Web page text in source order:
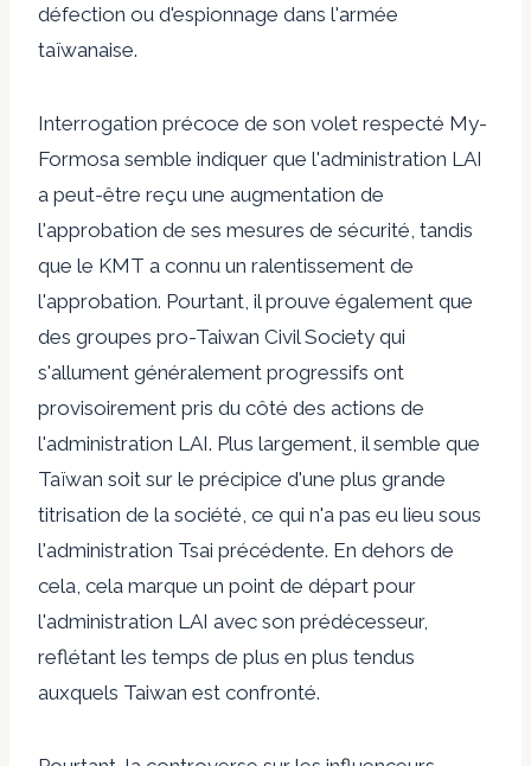
défection ou d'espionnage dans l'armée
taïwanaise.
Interrogation précoce de son volet respecté My-
Formosa semble indiquer que l'administration LAI
a peut-être reçu une augmentation de
l'approbation de ses mesures de sécurité, tandis
que le KMT a connu un ralentissement de
l'approbation. Pourtant, il prouve également que
des groupes pro-Taiwan Civil Society qui
s'allument généralement progressifs ont
provisoirement pris du côté des actions de
l'administration LAI. Plus largement, il semble que
Taïwan soit sur le précipice d'une plus grande
titrisation de la société, ce qui n'a pas eu lieu sous
l'administration Tsai précédente. En dehors de
cela, cela marque un point de départ pour
l'administration LAI avec son prédécesseur,
reflétant les temps de plus en plus tendus
auxquels Taiwan est confronté.